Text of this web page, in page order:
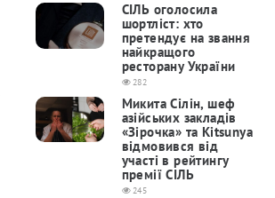
СІЛЬ оголосила
шортліст: хто
претендує на звання
найкращого
ресторану України
282
Микита Сілін, шеф
азійських закладів
«Зірочка» та Kitsunya
відмовився від
участі в рейтингу
премії СІЛЬ
245